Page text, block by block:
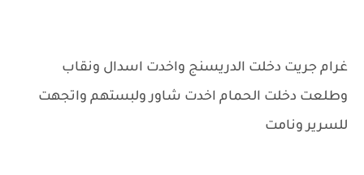
غرام جريت دخلت الدريسنج واخدت اسدال ونقاب
وطلعت دخلت الحمام اخدت شاور ولبستهم واتجهت
للسرير ونامت